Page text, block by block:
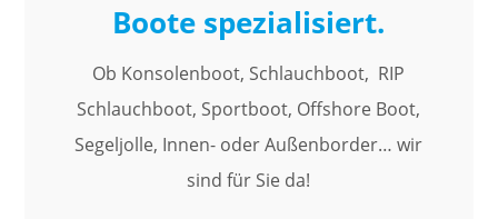
Boote spezialisiert.
Ob Konsolenboot, Schlauchboot, RIP
Schlauchboot, Sportboot, Offshore Boot,
Segeljolle, Innen- oder Außenborder… wir
sind für Sie da!